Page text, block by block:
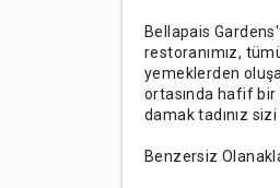
Bellapais
restoranımız,
yemeklerden
ortasında hafif bir
damak tadınız
Benzersiz